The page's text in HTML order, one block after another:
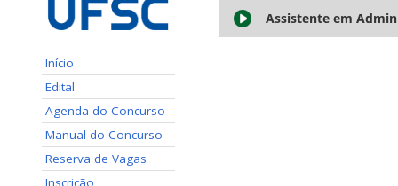
Início
Edital
Agenda do Concurso
Manual do Concurso
Reserva de Vagas
Inscrição
Assistente em